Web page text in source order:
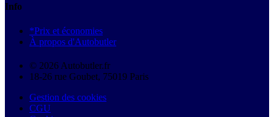
Info
*Prix et économies
À propos d'Autobutler
© 2026 Autobutler.fr
18-26 rue Goubet, 75019 Paris
Gestion des cookies
CGU